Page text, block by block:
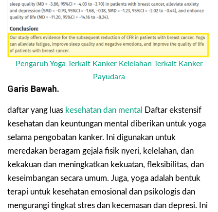
Pengaruh Yoga Terkait Kanker Kelelahan Terkait Kanker
Payudara
Garis Bawah.
daftar yang luas kesehatan dan mental
Daftar ekstensif
kesehatan dan keuntungan mental diberikan untuk yoga
selama pengobatan kanker. Ini digunakan untuk
meredakan beragam gejala fisik nyeri, kelelahan, dan
kekakuan dan meningkatkan kekuatan, fleksibilitas, dan
keseimbangan secara umum. Juga, yoga adalah bentuk
terapi untuk kesehatan emosional dan psikologis dan
mengurangi tingkat stres dan kecemasan dan depresi. Ini